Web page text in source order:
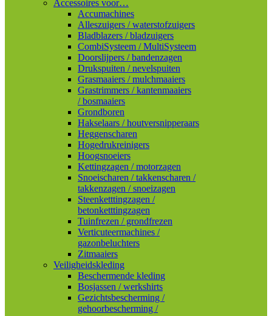
Accessoires voor…
Accumachines
Alleszuigers / waterstofzuigers
Bladblazers / bladzuigers
CombiSysteem / MultiSysteem
Doorslijpers / bandenzagen
Drukspuiten / nevelspuiten
Grasmaaiers / mulchmaaiers
Grastrimmers / kantenmaaiers
/ bosmaaiers
Grondboren
Hakselaars / houtversnipperaars
Heggenscharen
Hogedrukreinigers
Hoogsnoeiers
Kettingzagen / motorzagen
Snoeischaren / takkenscharen /
takkenzagen / snoeizagen
Steenketttingzagen /
betonketttingzagen
Tuinfrezen / grondfrezen
Verticuteermachines /
gazonbeluchters
Zitmaaiers
Veiligheidskleding
Beschermende kleding
Bosjassen / werkshirts
Gezichtsbescherming /
gehoorbescherming /